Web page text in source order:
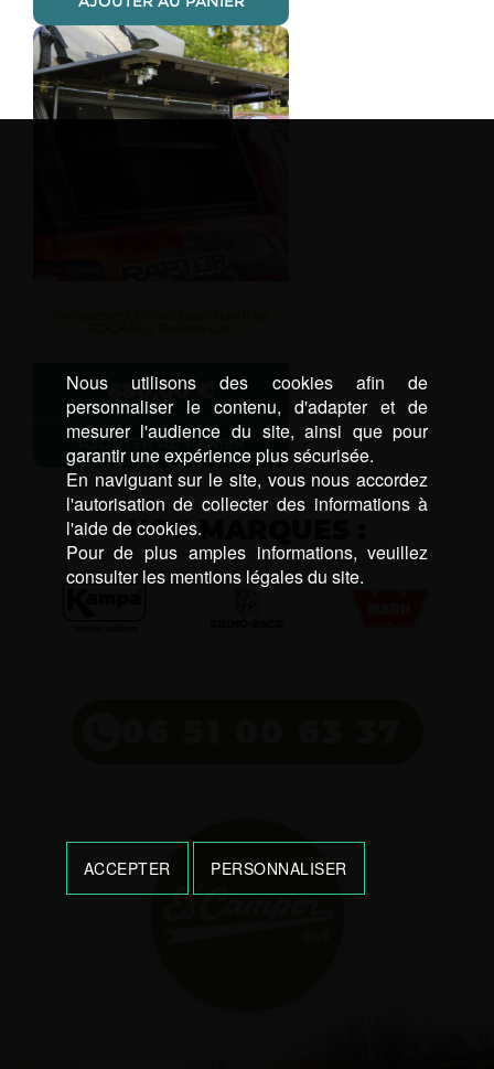
680,00
AJOUTER AU PANIER
NOS MARQUES :
Nous utilisons des cookies afin de
personnaliser le contenu, d'adapter et de
mesurer l'audience du site, ainsi que pour
garantir une expérience plus sécurisée.
En naviguant sur le site, vous nous accordez
l'autorisation de collecter des informations à
l'aide de cookies.
Pour de plus amples informations, veuillez
consulter les mentions légales du site.
ACCEPTER PERSONNALISER